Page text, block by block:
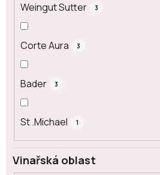
Weingut Sutter 3
Corte Aura 3
Bader 3
St .Michael 1
Vinařská oblast